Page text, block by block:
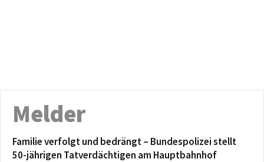
Melder
Familie verfolgt und bedrängt – Bundespolizei stellt
50-jährigen Tatverdächtigen am Hauptbahnhof